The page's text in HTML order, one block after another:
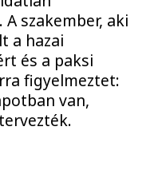
szakember, aki
a hazai
és a paksi
figyelmeztet:
van,